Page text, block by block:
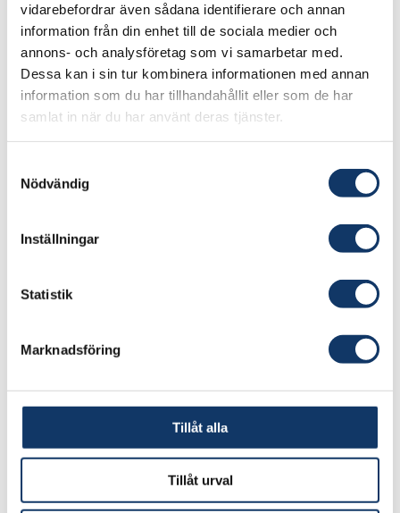
vidarebefordrar även sådana identifierare och annan
information från din enhet till de sociala medier och
annons- och analysföretag som vi samarbetar med.
Dessa kan i sin tur kombinera informationen med annan
information som du har tillhandahållit eller som de har
samlat in när du har använt deras tjänster.
Nödvändig
Inställningar
Statistik
Marknadsföring
Tillåt alla
Tillåt urval
Ulrik Rosenvinge-Thürmer, Stockholms
universitet.
Lanterna
Utvecklar teknologier och metoder för att
utan att påverka deras naturliga funktion i
forskare att snabbare ta fram och utnyttja
potentialen av nya genetiska läkemedel
både för framtida pandemier och för stora
folksjukdomar såsom cancer med hjälp av
att bidra med mer representativt resultat i
deras analyser. Forskningen har bedrivits
Winters och Marcus Wilhelmsson.
Felix Mossberg, affärsutvecklare Lanterna.